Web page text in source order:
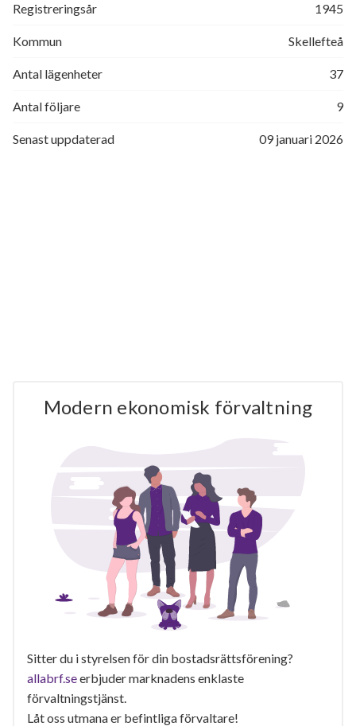
Registreringsår 1945
Kommun Skellefteå
Antal lägenheter 37
Antal följare 9
Senast uppdaterad 09 januari 2026
Modern ekonomisk förvaltning
Sitter du i styrelsen för din bostadsrättsförening?
allabrf.seerbjuder marknadens enklaste
förvaltningstjänst.
Låt oss utmana er befintliga förvaltare!